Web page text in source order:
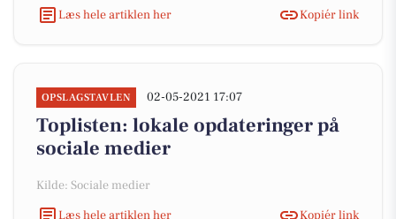
Læs hele artiklen her
Kopiér link
OPSLAGSTAVLEN 02-05-2021 17:07
Toplisten: lokale opdateringer på
sociale medier
Kilde: Sociale medier
Læs hele artiklen her
Kopiér link